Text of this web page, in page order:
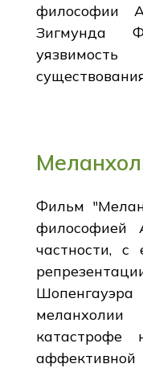
философии
Зигмунда
Фильм
философией
частности,
катастрофе